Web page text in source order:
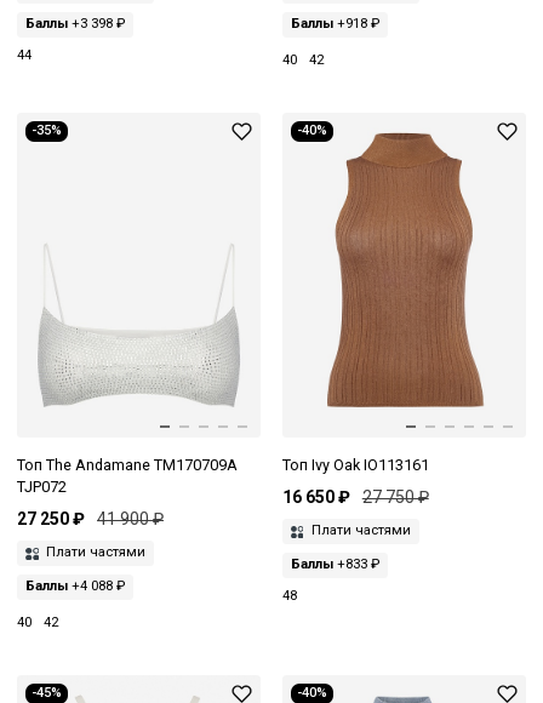
Баллы +3 398 ₽
44
Баллы+918 ₽
40 42
-35%
Топ The Andamane TM170709A
TJP072
27 250 ₽ 41 900 ₽
Плати частями
Баллы +4 088 ₽
40 42
-40%
Топ Ivy Oak IO113161
16 650 ₽ 27 750 ₽
Плати частями
Баллы+833 ₽
48
-45% -40%